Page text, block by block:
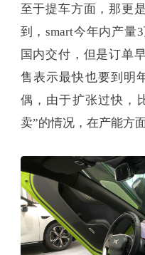
至于提车方面，那更
到，smart今年内产量
国内交付，但是订单
售表示最快也要到明
偶，由于扩张过快，
卖”的情况，在产能方